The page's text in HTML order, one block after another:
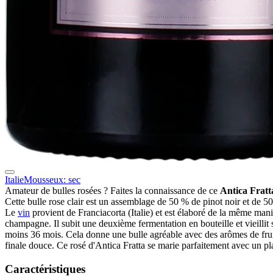
ItalieMousseux: sec
Amateur de bulles rosées ? Faites la connaissance de ce Antica
Cette bulle rose clair est un assemblage de 50 % de pinot noir et de
Le vin provient de Franciacorta (Italie) et est élaboré de la même
champagne. Il subit une deuxième fermentation en bouteille et vieillit
moins 36 mois. Cela donne une bulle agréable avec des arômes de
finale douce. Ce rosé d'Antica Fratta se marie parfaitement avec un
Caractéristiques